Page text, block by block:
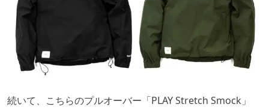
続いて、こちらのプルオーバー「PLAY Stretch Smock」